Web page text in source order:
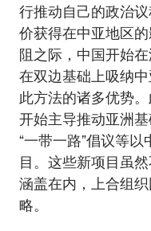
行推动自己的政治
价获得在中亚地区
阻之际，中国开始
在双边基础上吸纳
此方法的诸多优势
开始主导推动亚洲基
“一带一路”倡议等
目。这些新项目虽
涵盖在内，上合组
略。